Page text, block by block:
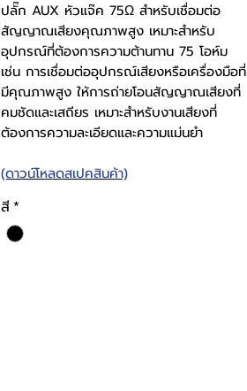
ปลั๊ก AUX หัวแจ๊ค 75Ω สำหรับเชื่อมต่อ
สัญญาณเสียงคุณภาพสูง เหมาะสำหรับ
อุปกรณ์ที่ต้องการความต้านทาน 75 โอห์ม
เช่น การเชื่อมต่ออุปกรณ์เสียงหรือเครื่องมือที่
มีคุณภาพสูง ให้การถ่ายโอนสัญญาณเสียงที่
คมชัดและเสถียร เหมาะสำหรับงานเสียงที่
ต้องการความละเอียดและความแม่นยำ
(ดาวน์โหลดสเปคสินค้า)
สี*